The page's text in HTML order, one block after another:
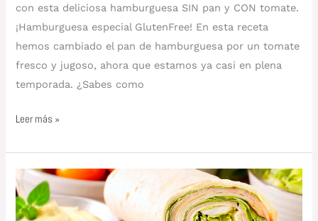
con esta deliciosa hamburguesa SIN pan y CON tomate.
¡Hamburguesa especial GlutenFree! En esta receta
hemos cambiado el pan de hamburguesa por un tomate
fresco y jugoso, ahora que estamos ya casi en plena
temporada. ¿Sabes como
Leer más »
Sándwich
enrollado
de